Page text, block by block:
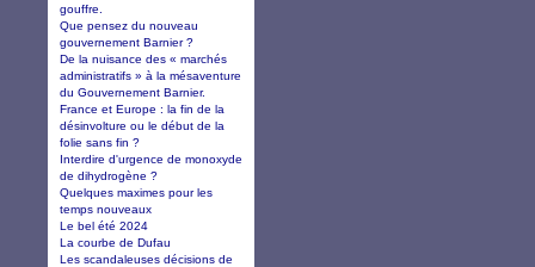
gouffre.
Que pensez du nouveau
gouvernement Barnier ?
De la nuisance des « marchés
administratifs » à la mésaventure
du Gouvernement Barnier.
France et Europe : la fin de la
désinvolture ou le début de la
folie sans fin ?
Interdire d'urgence de monoxyde
de dihydrogène ?
Quelques maximes pour les
temps nouveaux
Le bel été 2024
La courbe de Dufau
Les scandaleuses décisions de